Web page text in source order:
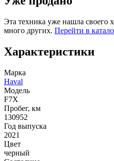
Эта техника уже нашла своего
много других. Перейти в
Характеристики
Марка
Haval
Модель
F7X
Пробег, км
130952
Год выпуска
2021
Цвет
черный